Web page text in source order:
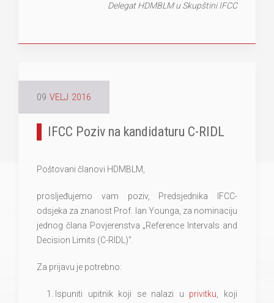
Delegat HDMBLM u Skupštini IFCC
09 VELJ 2016
IFCC Poziv na kandidaturu C-RIDL
Poštovani članovi HDMBLM,
prosljeđujemo vam poziv, Predsjednika IFCC-
odsjeka za znanost Prof. Ian Younga, za nominaciju
jednog člana Povjerenstva „Reference Intervals and
Decision Limits (C-RIDL)".
Za prijavu je potrebno:
Ispuniti upitnik koji se nalazi u privitku , koji